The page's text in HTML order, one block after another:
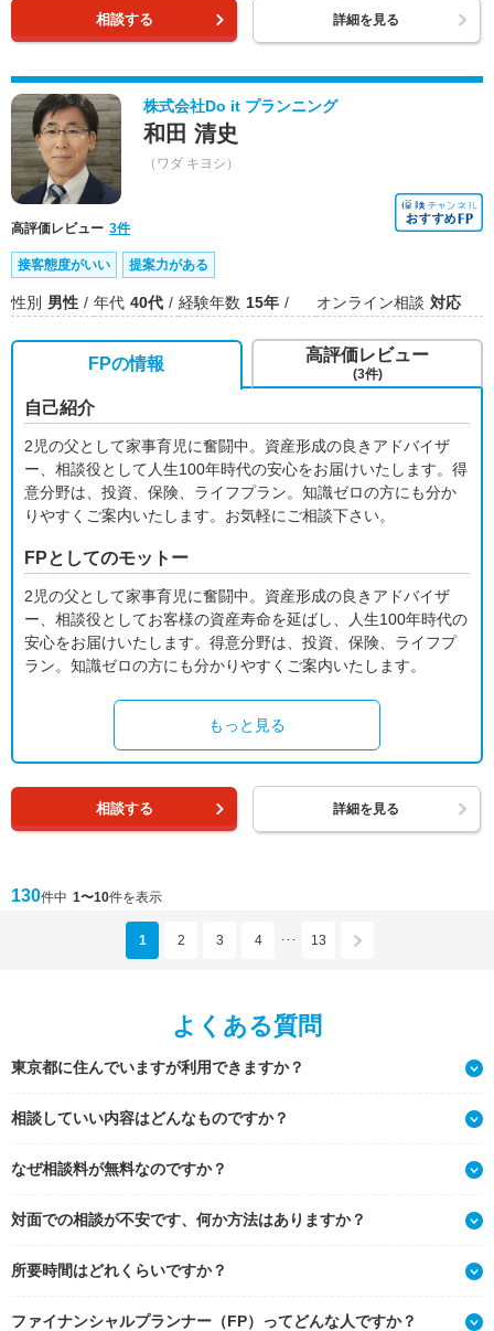
相談する 詳細を見る
株式会社Do it プランニング
和田 清史
（ワダ キヨシ）
高評価レビュー 3件
接客態度がいい 提案力がある
性別 男性 年代 40代 経験年数 15年 オンライン相談 対応
FPの情報
自己紹介
2児の父として家事育児に奮闘中。資産形成の良きアドバイザ
ー、相談役として人生100年時代の安心をお届けいたします。得
意分野は、投資、保険、ライフプラン。知識ゼロの方にも分か
りやすくご案内いたします。お気軽にご相談下さい。
FPとしてのモットー
2児の父として家事育児に奮闘中。資産形成の良きアドバイザ
ー、相談役としてお客様の資産寿命を延ばし、人生100年時代の
安心をお届けいたします。得意分野は、投資、保険、ライフプ
ラン。知識ゼロの方にも分かりやすくご案内いたします。
もっと見る
高評価レビュー
(3件)
相談する 詳細を見る
130件中 1〜10件を表示
1 2 3 4 ･･･ 13
よくある質問
東京都に住んでいますが利用できますか？
相談していい内容はどんなものですか？
なぜ相談料が無料なのですか？
対面での相談が不安です、何か方法はありますか？
所要時間はどれくらいですか？
ファイナンシャルプランナー（FP）ってどんな人ですか？